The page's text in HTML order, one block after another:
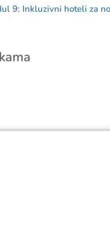
9: Inkluzivni hoteli za